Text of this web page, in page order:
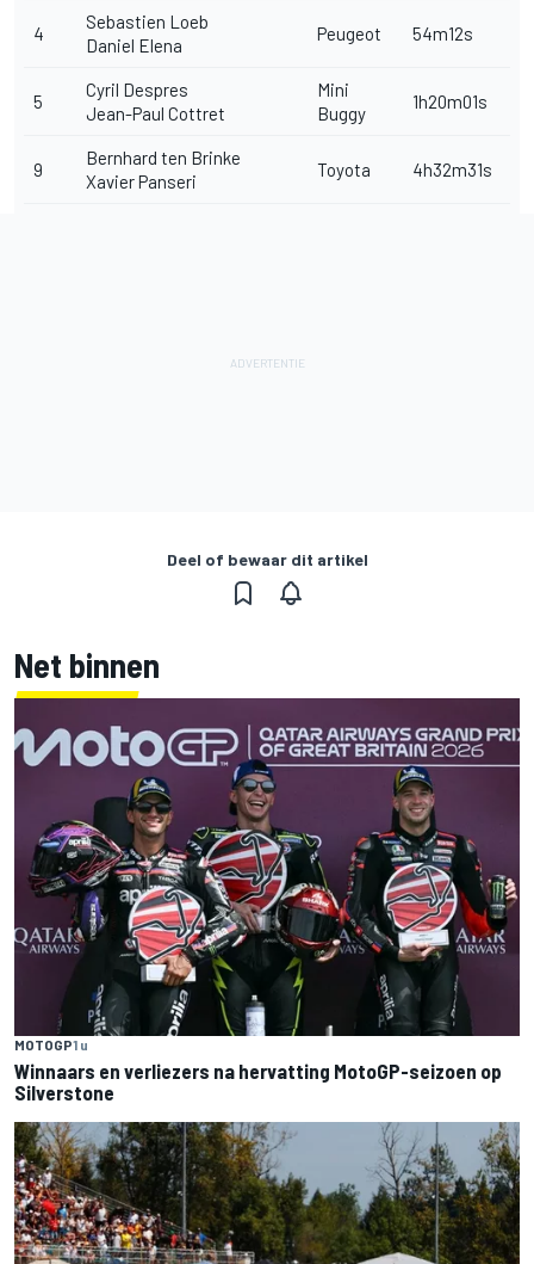
4
Sebastien Loeb
Daniel Elena
Peugeot 54m12s
5
Cyril Despres
Jean-Paul Cottret
Mini
Buggy
1h20m01s
9
Bernhard ten Brinke
Xavier Panseri
Toyota 4h32m31s
Deel of bewaar dit artikel
Net binnen
MOTOGP1 u
Winnaars en verliezers na hervatting MotoGP-seizoen op
Silverstone